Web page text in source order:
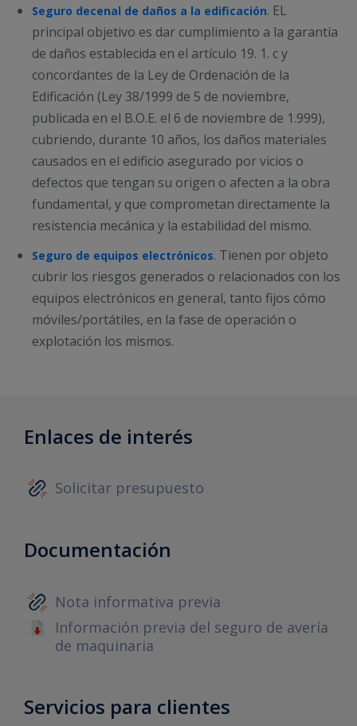
Seguro decenal de daños a la edificación. EL
principal objetivo es dar cumplimiento a la garantía
de daños establecida en el artículo 19. 1. c y
concordantes de la Ley de Ordenación de la
Edificación (Ley 38/1999 de 5 de noviembre,
publicada en el B.O.E. el 6 de noviembre de 1.999),
cubriendo, durante 10 años, los daños materiales
causados en el edificio asegurado por vicios o
defectos que tengan su origen o afecten a la obra
fundamental, y que comprometan directamente la
resistencia mecánica y la estabilidad del mismo.
Seguro de equipos electrónicos. Tienen por objeto
cubrir los riesgos generados o relacionados con los
equipos electrónicos en general, tanto fijos cómo
móviles/portátiles, en la fase de operación o
explotación los mismos.
Enlaces de interés
Solicitar presupuesto
Documentación
Nota informativa previa
Información previa del seguro de avería
de maquinaria
Servicios para clientes